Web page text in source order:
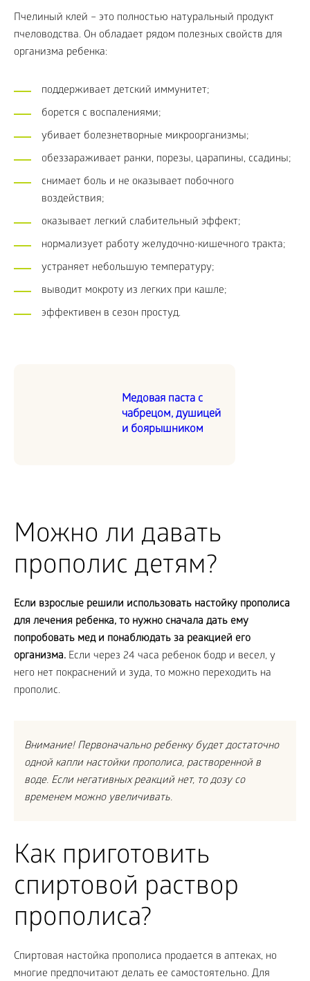
Пчелиный клей – это полностью натуральный продукт
пчеловодства. Он обладает рядом полезных свойств для
организма ребенка:
поддерживает детский иммунитет;
борется с воспалениями;
убивает болезнетворные микроорганизмы;
обеззараживает ранки, порезы, царапины, ссадины;
снимает боль и не оказывает побочного
воздействия;
оказывает легкий слабительный эффект;
нормализует работу желудочно-кишечного тракта;
устраняет небольшую температуру;
выводит мокроту из легких при кашле;
эффективен в сезон простуд.
Медовая паста с
чабрецом, душицей
и боярышником
Можно ли давать
прополис детям?
Если взрослые решили использовать настойку прополиса
для лечения ребенка, то нужно сначала дать ему
попробовать мед и понаблюдать за реакцией его
организма. Если через 24 часа ребенок бодр и весел, у
него нет покраснений и зуда, то можно переходить на
прополис.
Внимание! Первоначально ребенку будет достаточно
одной капли настойки прополиса, растворенной в
воде. Если негативных реакций нет, то дозу со
временем можно увеличивать.
Как приготовить
спиртовой раствор
прополиса?
Спиртовая настойка прополиса продается в аптеках, но
многие предпочитают делать ее самостоятельно. Для